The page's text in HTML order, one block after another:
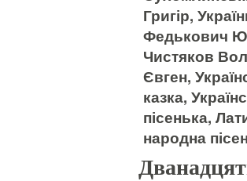
Григір,
Федькович
Чистяков
Євген,
казка,
пісенька,
народна